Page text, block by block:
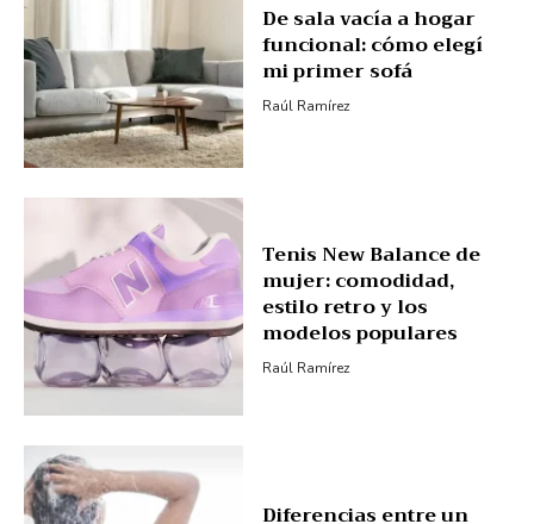
De sala vacía a hogar
funcional: cómo elegí
mi primer sofá
Raúl Ramírez
Tenis New Balance de
mujer: comodidad,
estilo retro y los
modelos populares
Raúl Ramírez
Diferencias entre un